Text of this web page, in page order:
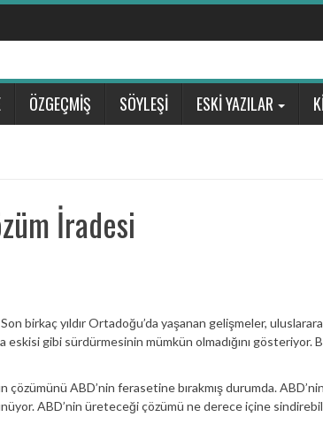
ÖZGEÇMİŞ SÖYLEŞİ ESKİ YAZILAR
İradesi
birkaç yıldır Ortadoğu’da yaşanan gelişmeler,
eskisi gibi sürdürmesinin mümkün olmadığını
ABD’nin ferasetine bırakmış durumda.
ABD’nin üreteceği çözümü ne derece içine